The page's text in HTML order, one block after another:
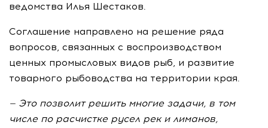
ведомства Илья Шестаков.
Соглашение направлено на решение ряда
вопросов, связанных с воспроизводством
ценных промысловых видов рыб, и развитие
товарного рыбоводства на территории края.
— Это позволит решить многие задачи, в том
числе по расчистке русел рек и лиманов,